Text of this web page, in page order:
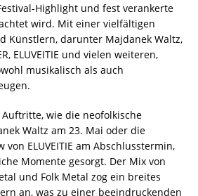
Highlight und fest verankerte
wird. Mit einer vielfältigen
Künstlern, darunter Majdanek Waltz,
ELUVEITIE und vielen weiteren,
musikalisch als auch
wie die neofolkische
Waltz am 23. Mai oder die
von ELUVEITIE am Abschlusstermin,
Momente gesorgt. Der Mix von
und Folk Metal zog ein breites
an, was zu einer beeindruckenden